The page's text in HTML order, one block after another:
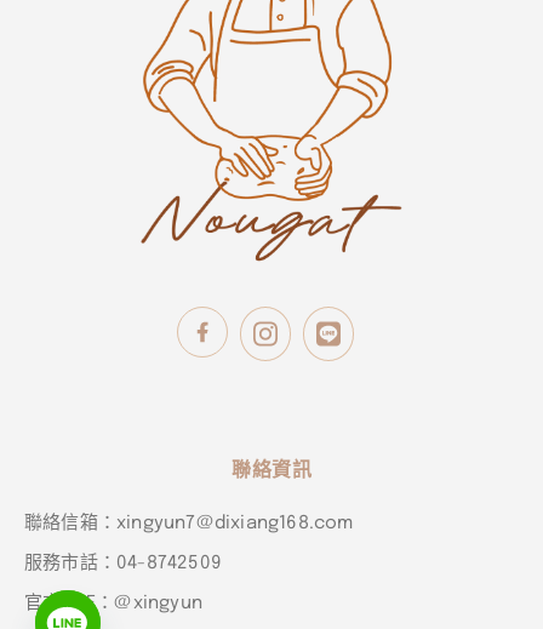
聯絡資訊
聯絡信箱：xingyun7@dixiang168.com
服務市話：04-8742509
官方LINE：@xingyun